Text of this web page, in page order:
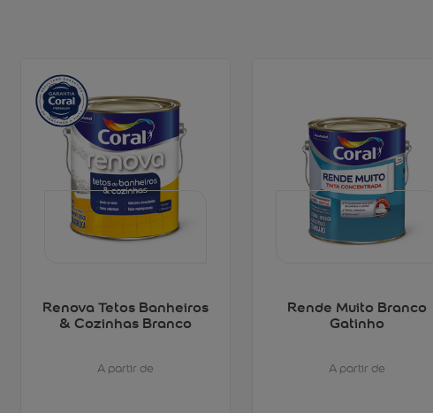
Renova Tetos Banheiros
& Cozinhas Branco
A partir de
Rende Muito Branco
Gatinho
A partir de